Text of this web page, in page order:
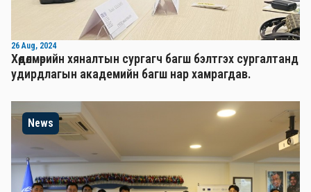
26 Aug, 2024
Хөдөлмөрийн хяналтын сургагч багш бэлтгэх сургалтанд
удирдлагын академийн багш нар хамрагдав.
News